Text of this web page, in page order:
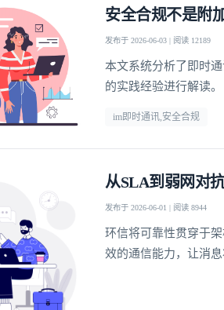
安全合规不是附
发布于 2026-06-03 | 阅读 12189
本文系统分析了即时
的实践经验进行解读。
im即时通讯,安全合规
从SLA到弱网对
发布于 2026-06-01 | 阅读 8944
环信将可靠性贯穿于
效的通信能力，让消
我已阅
不了，谢谢